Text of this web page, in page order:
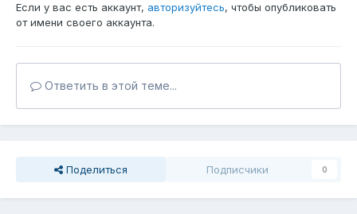
Если у вас есть аккаунт, авторизуйтесь, чтобы опубликовать
от имени своего аккаунта.
Ответить в этой теме...
Поделиться Подписчики 0